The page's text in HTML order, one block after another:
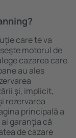
care te va
motorul de
cazarea care
au ales
şi, implicit,
rezervarea
principală a
garanţia că
de cazare